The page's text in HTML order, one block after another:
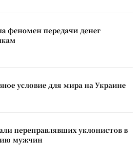
феномен передачи денег
условие для мира на Украине
переправлявших уклонистов в
мужчин